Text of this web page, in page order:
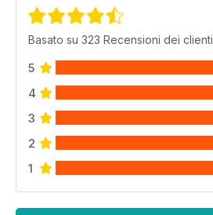
Basato su 323 Recensioni dei clienti
5
4
3
2
1